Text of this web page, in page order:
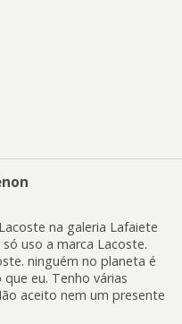
na galeria Lafaiete
uso a marca Lacoste.
ninguém no planeta é
eu. Tenho várias
aceito nem um presente